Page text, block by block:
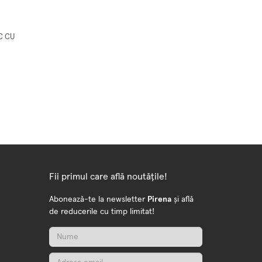
CU
Fii primul care află noutățile!
Abonează-te la newsletter Pirenași află
de reducerile cu timp limitat!